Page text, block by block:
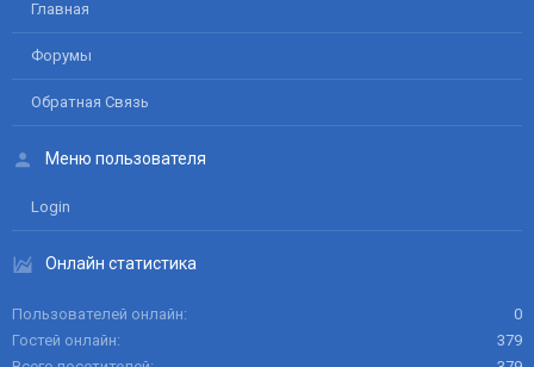
Главная
Форумы
Обратная Связь
Меню пользователя
Login
Онлайн статистика
Пользователей онлайн
0
Гостей онлайн
379